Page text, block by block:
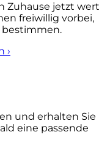
Zuhause jetzt wert
freiwillig vorbei,
›
und erhalten Sie
eine passende